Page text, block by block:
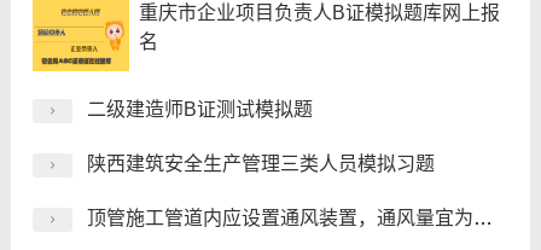
重庆市企业项目负责人B证模拟题库网上报
名
二级建造师B证测试模拟题
陕西建筑安全生产管理三类人员模拟习题
顶管施工管道内应设置通风装置，通风量宜为每人()M3/H,